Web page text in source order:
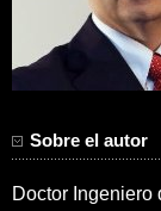
Sobre el autor
Doctor Ingeniero